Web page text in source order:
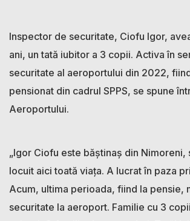
Inspector de securitate, Ciofu Igor,
ani, un tată iubitor a 3 copii. Activa în
securitate al aeroportului din 2022,
pensionat din cadrul SPPS, se spune
Aeroportului.
„Igor Ciofu este băștinaș din Nimoreni,
locuit aici toată viața. A lucrat în paza
Acum, ultima perioada, fiind la pensie,
securitate la aeroport. Familie cu 3